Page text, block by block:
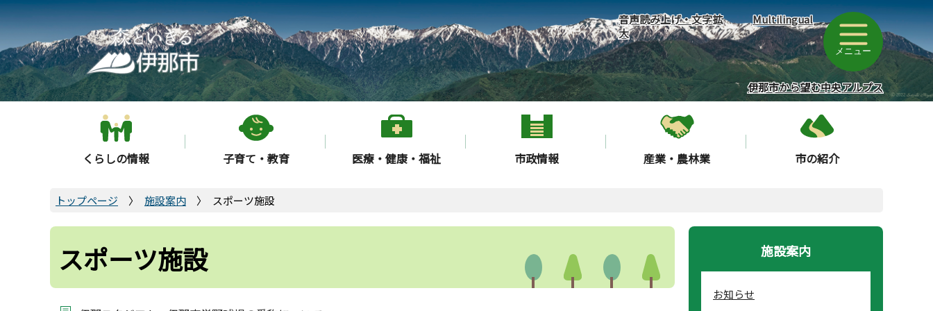
こ
の
ペ
ー
ジ
の
音声読み上げ・文字拡
大
Multilingual
メニュー
伊那市から望む中央アルプス
くらしの情報 子育て・教育 医療・健康・福祉 市政情報 産業・農林業 市の紹介
トップページ 施設案内 スポーツ施設
スポーツ施設 施設案内
お知らせ